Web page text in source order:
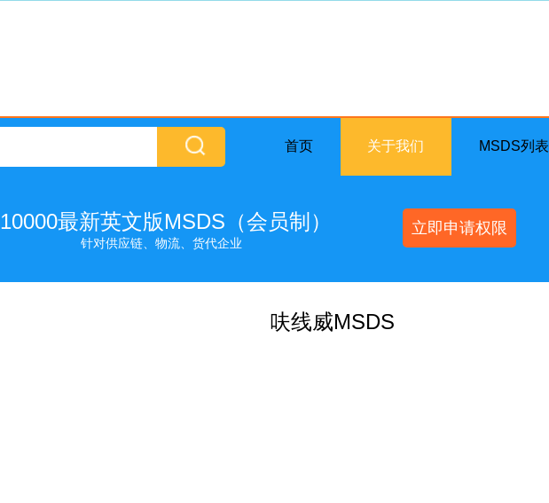
首页 关于我们 MSDS列表
10000最新英文版MSDS（会员制）
针对供应链、物流、货代企业
立即申请权限
呋线威MSDS